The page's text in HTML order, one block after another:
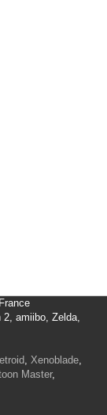
2, amiibo, Zelda,
, Xenoblade,
Master,